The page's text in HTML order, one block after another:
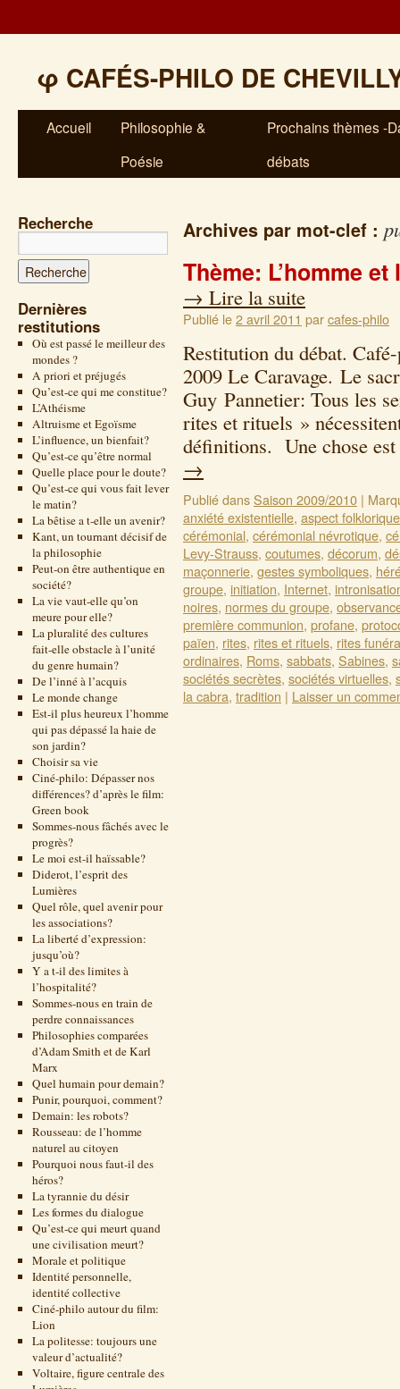
φ CAFÉS-PHILO DE
Accueil
Philosophie &
Poésie
Prochains thèmes -
débats
Recherche
Dernières
restitutions
Où est passé le meilleur des
mondes ?
A priori et préjugés
Qu’est-ce qui me constitue?
L’Athéisme
Altruisme et Egoïsme
L’influence, un bienfait?
Qu’est-ce qu’être normal
Quelle place pour le doute?
Qu’est-ce qui vous fait lever
le matin?
La bêtise a t-elle un avenir?
Kant, un tournant décisif de
la philosophie
Peut-on être authentique en
société?
La vie vaut-elle qu’on
meure pour elle?
La pluralité des cultures
fait-elle obstacle à l’unité
du genre humain?
De l’inné à l’acquis
Le monde change
Est-il plus heureux l’homme
qui pas dépassé la haie de
son jardin?
Choisir sa vie
Ciné-philo: Dépasser nos
différences? d’après le film:
Green book
Sommes-nous fâchés avec le
progrès?
Le moi est-il haïssable?
Diderot, l’esprit des
Lumières
Quel rôle, quel avenir pour
les associations?
La liberté d’expression:
jusqu’où?
Y a t-il des limites à
l’hospitalité?
Sommes-nous en train de
perdre connaissances
Philosophies comparées
d’Adam Smith et de Karl
Marx
Quel humain pour demain?
Punir, pourquoi, comment?
Demain: les robots?
Rousseau: de l’homme
naturel au citoyen
Pourquoi nous faut-il des
héros?
La tyrannie du désir
Les formes du dialogue
Qu’est-ce qui meurt quand
une civilisation meurt?
Morale et politique
Identité personnelle,
identité collective
Ciné-philo autour du film:
Lion
La politesse: toujours une
valeur d’actualité?
Voltaire, figure centrale des
Archives par mot-clef :
Thème: L’homme
→ Lire la suite
Publié le2 avril 2011 parcafes-philo
Restitution du débat.
2009 Le Caravage. Le
Guy Pannetier: Tous les
rites et rituels »
définitions. Une chose
→
Publié dansSaison 2009/2010 |
anxiété existentielle, aspect folklorique
cérémonial, cérémonial névrotique,
Levy-Strauss, coutumes, décorum,
maçonnerie, gestes symboliques,
groupe, initiation, Internet,
noires, normes du groupe,
première communion, profane,
païen, rites, rites et rituels, rites
ordinaires, Roms, sabbats, Sabines,
sociétés secrètes, sociétés virtuelles,
la cabra, tradition | Laisser un